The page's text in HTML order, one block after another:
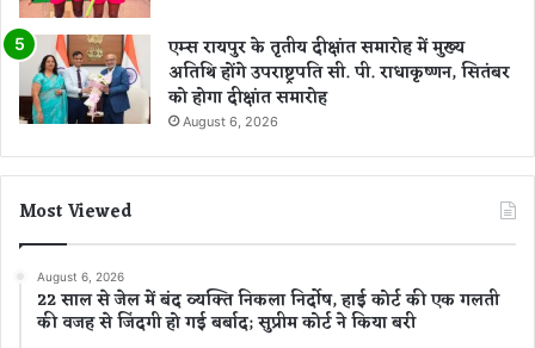
एम्स रायपुर के तृतीय दीक्षांत समारोह में मुख्य
अतिथि होंगे उपराष्ट्रपति सी. पी. राधाकृष्णन, सितंबर
को होगा दीक्षांत समारोह
August 6, 2026
Most Viewed
August 6, 2026
22 साल से जेल में बंद व्यक्ति निकला निर्दोष, हाई कोर्ट की एक गलती
की वजह से जिंदगी हो गई बर्बाद; सुप्रीम कोर्ट ने किया बरी